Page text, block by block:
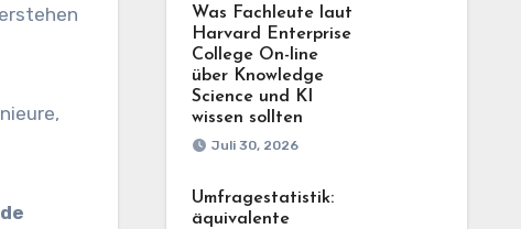
Was Fachleute laut
Harvard Enterprise
College On-line
über Knowledge
Science und KI
wissen sollten
Juli 30, 2026
Umfragestatistik:
äquivalente